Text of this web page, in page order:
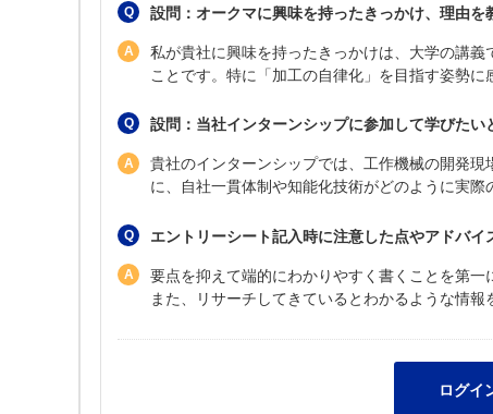
設問：オークマに興味を持ったきっかけ、理由を
私が貴社に興味を持ったきっかけは、大学の講
ことです。特に「加工の自律化」を目指す姿勢
設問：当社インターンシップに参加して学びたい
貴社のインターンシップでは、工作機械の開発
に、自社一貫体制や知能化技術がどのように実
エントリーシート記入時に注意した点やアドバイ
要点を抑えて端的にわかりやすく書くことを第一
また、リサーチしてきているとわかるような情